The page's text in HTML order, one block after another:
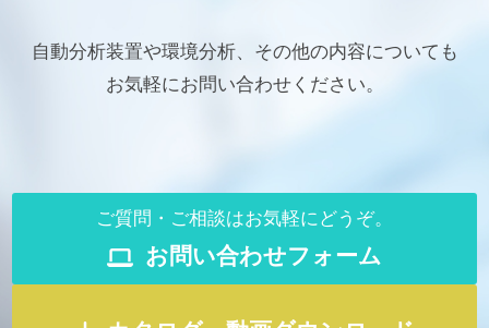
自動分析装置や環境分析、その他の内容についても
お気軽にお問い合わせください。
ご質問・ご相談はお気軽にどうぞ。
お問い合わせフォーム